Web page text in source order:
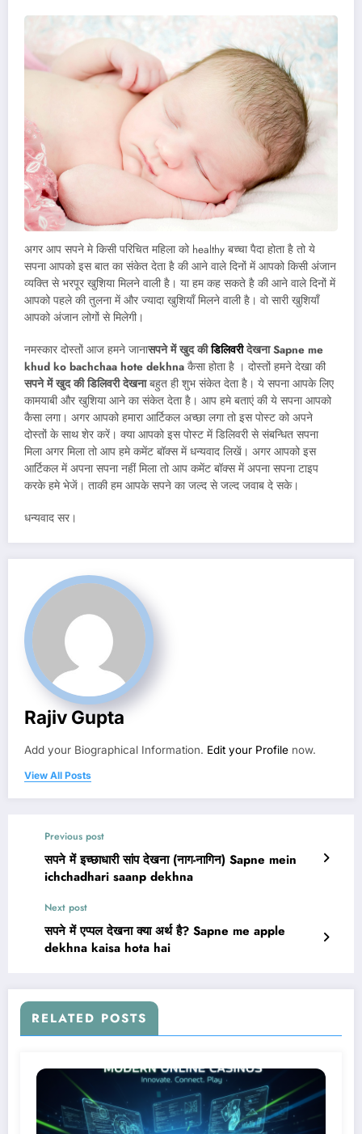
अगर आप सपने मे किसी परिचित महिला को healthy बच्चा पैदा होता है तो ये
सपना आपको इस बात का संकेत देता है की आने वाले दिनों में आपको किसी अंजान
व्यक्ति से भरपूर खुशिया मिलने वाली है। या हम कह सकते है की आने वाले दिनों में
आपको पहले की तुलना में और ज्यादा खुशियाँ मिलने वाली है। वो सारी खुशियाँ
आपको अंजान लोगों से मिलेगी।
नमस्कार दोस्तों आज हमने जानासपने में खुद कीडिलिवरीदेखना Sapne me
khud ko bachchaa hote dekhna कैसा होता है । दोस्तों हमने देखा की
सपने में खुद की डिलिवरी देखनाबहुत ही शुभ संकेत देता है। ये सपना आपके लिए
कामयाबी और खुशिया आने का संकेत देता है। आप हमे बताएं की ये सपना आपको
कैसा लगा। अगर आपको हमारा आर्टिकल अच्छा लगा तो इस पोस्ट को अपने
दोस्तों के साथ शेर करें। क्या आपको इस पोस्ट में डिलिवरी से संबन्धित सपना
मिला अगर मिला तो आप हमे कमेंट बॉक्स में धन्यवाद लिखें। अगर आपको इस
आर्टिकल में अपना सपना नहीं मिला तो आप कमेंट बॉक्स में अपना सपना टाइप
करके हमे भेजें। ताकी हम आपके सपने का जल्द से जल्द जवाब दे सके।
धन्यवाद सर।
Rajiv Gupta
Add your Biographical Information. Edit your Profile now.
View All Posts
Previous post
सपने में इच्छाधारी सांप देखना (नाग-नागिन) Sapne mein
ichchadhari saanp dekhna
Next post
सपने में एप्पल देखना क्या अर्थ है? Sapne me apple
dekhna kaisa hota hai
RELATED POSTS